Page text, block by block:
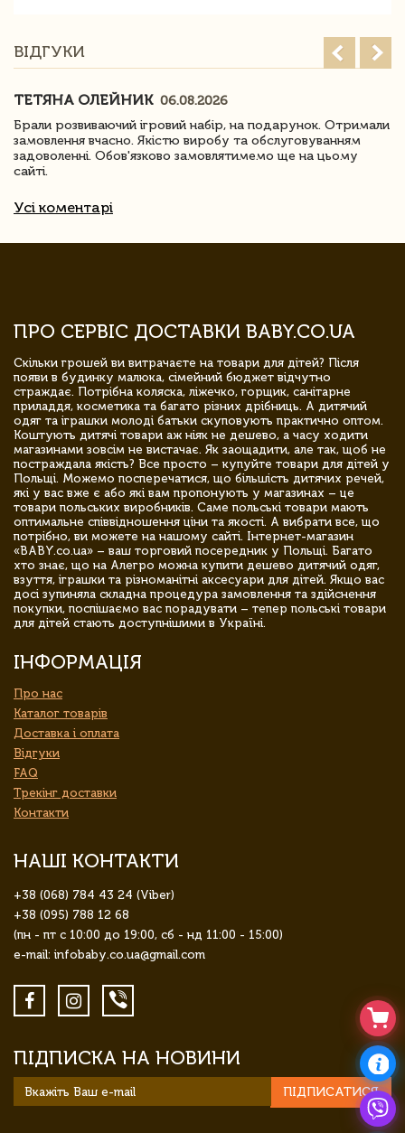
ВІДГУКИ
ТЕТЯНА ОЛЕЙНИК 06.08.2026
Брали розвиваючий ігровий набір, на подарунок. Отримали
замовлення вчасно. Якістю виробу та обслуговуванням
задоволенні. Обов'язково замовлятимемо ще на цьому
сайті.
Усі коментарі
ПРО СЕРВІС ДОСТАВКИ BABY.CO.UA
Скільки грошей ви витрачаєте на товари для дітей? Після
появи в будинку малюка, сімейний бюджет відчутно
страждає. Потрібна коляска, ліжечко, горщик, санітарне
приладдя, косметика та багато різних дрібниць. А дитячий
одяг та іграшки молоді батьки скуповують практично оптом.
Коштують дитячі товари аж ніяк не дешево, а часу ходити
магазинами зовсім не вистачає. Як заощадити, але так, щоб не
постраждала якість? Все просто – купуйте товари для дітей у
Польщі. Можемо посперечатися, що більшість дитячих речей,
які у вас вже є або які вам пропонують у магазинах – це
товари польських виробників. Саме польські товари мають
оптимальне співвідношення ціни та якості. А вибрати все, що
потрібно, ви можете на нашому сайті. Інтернет-магазин
«BABY.co.ua» – ваш торговий посередник у Польщі. Багато
хто знає, що на Алегро можна купити дешево дитячий одяг,
взуття, іграшки та різноманітні аксесуари для дітей. Якщо вас
досі зупиняла складна процедура замовлення та здійснення
покупки, поспішаємо вас порадувати – тепер польські товари
для дітей стають доступнішими в Україні.
ІНФОРМАЦІЯ
Про нас
Каталог товарів
Доставка і оплата
Відгуки
FAQ
Трекінг доставки
Контакти
НАШІ КОНТАКТИ
+38 (068) 784 43 24 (Viber)
+38 (095) 788 12 68
(пн - пт с 10:00 до 19:00, сб - нд 11:00 - 15:00)
e-mail: infobaby.co.ua@gmail.com
ПІДПИСКА НА НОВИНИ
ПІДПИСАТИСЯ